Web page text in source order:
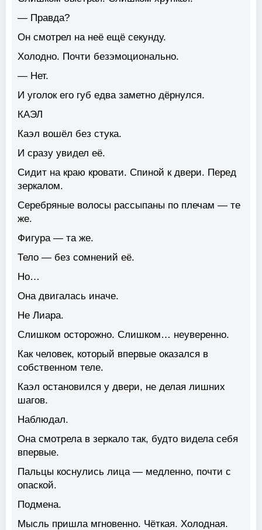
— Правда?
Он смотрел на неё ещё секунду.
Холодно. Почти безэмоционально.
— Нет.
И уголок его губ едва заметно дёрнулся.
КАЭЛ
Каэл вошёл без стука.
И сразу увидел её.
Сидит на краю кровати. Спиной к двери. Перед
зеркалом.
Серебряные волосы рассыпаны по плечам — те
же.
Фигура — та же.
Тело — без сомнений её.
Но…
Она двигалась иначе.
Не Лиара.
Слишком осторожно. Слишком… неуверенно.
Как человек, который впервые оказался в
собственном теле.
Каэл остановился у двери, не делая лишних
шагов.
Наблюдал.
Она смотрела в зеркало так, будто видела себя
впервые.
Пальцы коснулись лица — медленно, почти с
опаской.
Подмена.
Мысль пришла мгновенно. Чёткая. Холодная.